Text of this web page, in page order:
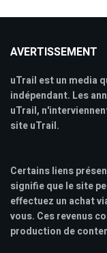
AVERTISSEMENT
uTrail est un media
indépendant. Les
uTrail,
site uTrail.
Certains liens
signifie que le site
effectuez un achat
vous. Ces revenus
production de